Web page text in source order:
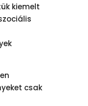
kiemelt
csak